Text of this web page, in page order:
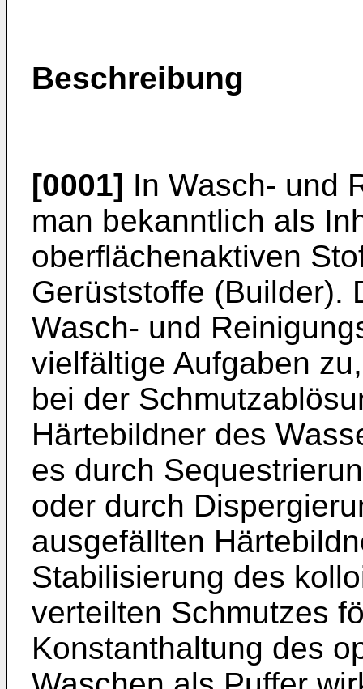
Beschreibung
[0001] In Wasch- und
man bekanntlich als
oberflächenaktiven
Gerüststoffe (Builder).
Wasch- und
vielfältige Aufgaben
bei der
Härtebildner des
es durch
oder durch
ausgefällten
Stabilisierung des
verteilten Schmutzes
Konstanthaltung des